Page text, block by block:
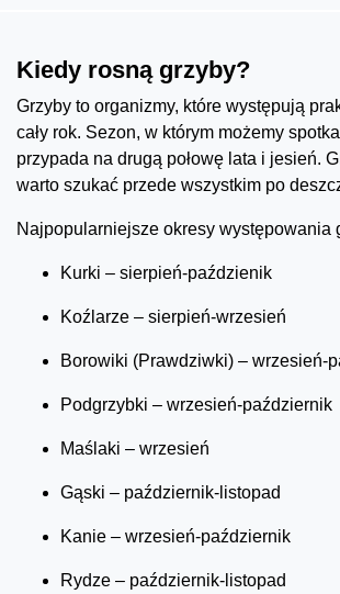
Kiedy rosną grzyby?
Grzyby to organizmy, które występują
cały rok. Sezon, w którym możemy
przypada na drugą połowę lata i jesień.
warto szukać przede wszystkim po
Najpopularniejsze okresy występowania
Kurki – sierpień-paździenik
Koźlarze – sierpień-wrzesień
Borowiki (Prawdziwki) – wrzesień-
Podgrzybki – wrzesień-październik
Maślaki – wrzesień
Gąski – październik-listopad
Kanie – wrzesień-październik
Rydze – październik-listopad